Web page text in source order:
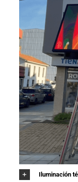
Iluminación